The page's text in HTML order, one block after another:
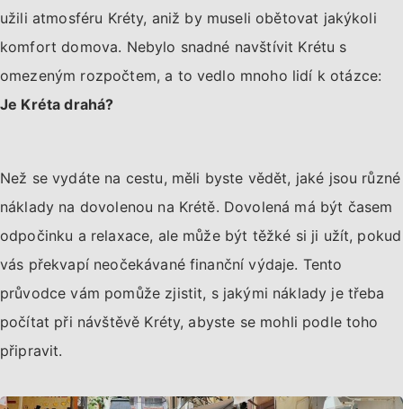
užili atmosféru Kréty, aniž by museli obětovat jakýkoli
komfort domova. Nebylo snadné navštívit Krétu s
omezeným rozpočtem, a to vedlo mnoho lidí k otázce:
Je Kréta drahá?
Než se vydáte na cestu, měli byste vědět, jaké jsou různé
náklady na dovolenou na Krétě. Dovolená má být časem
odpočinku a relaxace, ale může být těžké si ji užít, pokud
vás překvapí neočekávané finanční výdaje. Tento
průvodce vám pomůže zjistit, s jakými náklady je třeba
počítat při návštěvě Kréty, abyste se mohli podle toho
připravit.